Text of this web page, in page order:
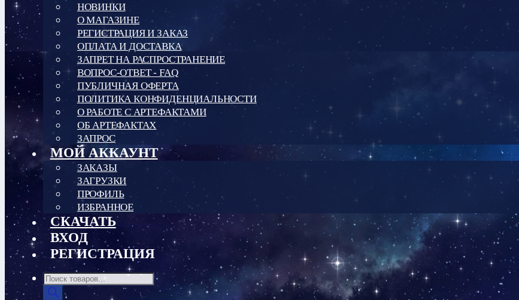
НОВИНКИ
О МАГАЗИНЕ
РЕГИСТРАЦИЯ И ЗАКАЗ
ОПЛАТА И ДОСТАВКА
ЗАПРЕТ НА РАСПРОСТРАНЕНИЕ
ВОПРОС-ОТВЕТ - FAQ
ПУБЛИЧНАЯ ОФЕРТА
ПОЛИТИКА КОНФИДЕНЦИАЛЬНОСТИ
О РАБОТЕ С АРТЕФАКТАМИ
ОБ АРТЕФАКТАХ
ЗАПРОС
МОЙ АККАУНТ
ЗАКАЗЫ
ЗАГРУЗКИ
ПРОФИЛЬ
ИЗБРАННОЕ
СКАЧАТЬ
ВХОД
РЕГИСТРАЦИЯ
Поиск
товаров